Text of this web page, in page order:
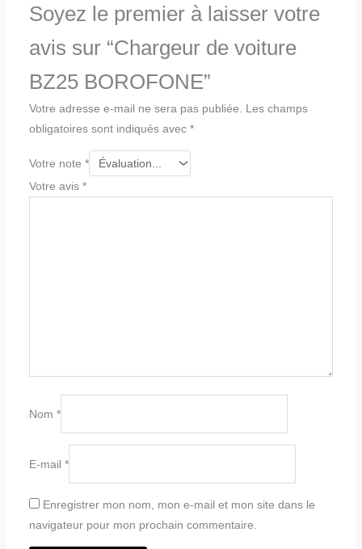
Soyez le premier à laisser votre
avis sur “Chargeur de voiture
BZ25 BOROFONE”
Votre adresse e-mail ne sera pas publiée. Les champs
obligatoires sont indiqués avec *
Votre note *
Votre avis *
Nom *
E-mail *
Enregistrer mon nom, mon e-mail et mon site dans le
navigateur pour mon prochain commentaire.